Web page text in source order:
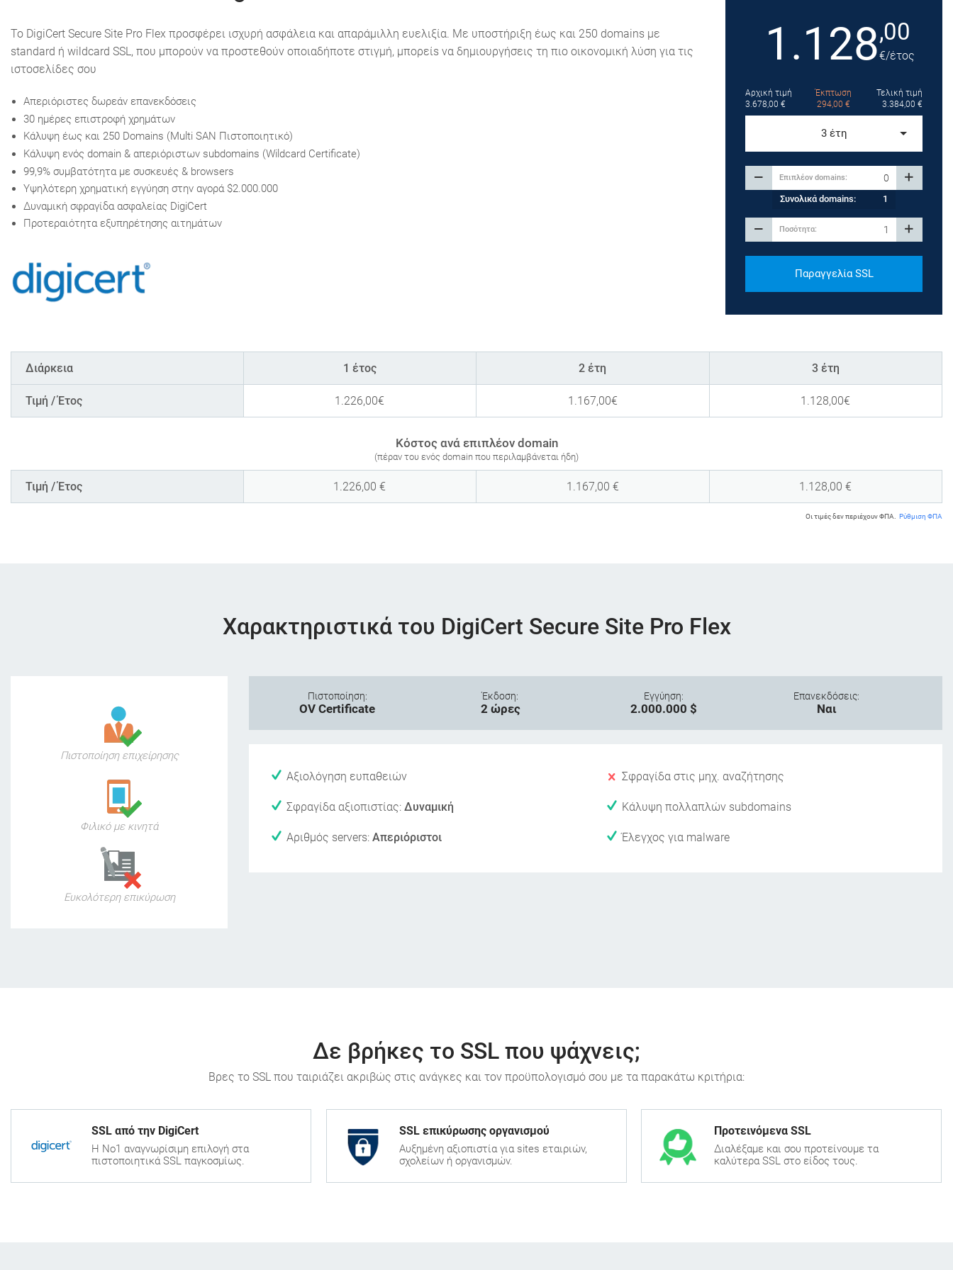
Το DigiCert Secure Site Pro Flex προσφέρει ισχυρή ασφάλεια και απαράμιλλη ευελιξία. Με υποστήριξη έως και 250 domains με
standard ή wildcard SSL, που μπορούν να προστεθούν οποιαδήποτε στιγμή, μπορείs να δημιουργήσεις τη πιο οικονομική λύση για τις
ιστοσελίδες σου
Aπεριόριστες δωρεάν επανεκδόσεις
30 ημέρες επιστροφή χρημάτων
Κάλυψη έως και 250 Domains (Multi SAN Πιστοποιητικό)
Κάλυψη ενός domain & απεριόριστων subdomains (Wildcard Certificate)
99,9% συμβατότητα με συσκευές & browsers
Υψηλότερη χρηματική εγγύηση στην αγορά $2.000.000
Δυναμική σφραγίδα ασφαλείας DigiCert
Προτεραιότητα εξυπηρέτησης αιτημάτων
1.128,00
€/έτος
Αρχική τιμή Έκπτωση
Τελική τιμή
3.678,00 € 294,00 € 3.384,00 €
3 έτη
Συνολικά domains: 1
Παραγγελία SSL
Διάρκεια
Τιμή / Έτος
1 έτος
1.226,00€
2 έτη
1.167,00€
3 έτη
1.128,00€
Κόστος ανά επιπλέον domain
(πέραν του ενός domain που περιλαμβάνεται ήδη)
Τιμή / Έτος 1.226,00 € 1.167,00 € 1.128,00 €
Οι τιμές δεν περιέχουν ΦΠΑ. Ρύθμιση ΦΠΑ
Χαρακτηριστικά του DigiCert Secure Site Pro Flex
Πιστοποίηση επιχείρησης
Φιλικό με κινητά
Ευκολότερη επικύρωση
Πιστοποίηση:
OV Certificate
Έκδοση:
2 ώρες
Εγγύηση:
2.000.000 $
Επανεκδόσεις:
Ναι
Αξιολόγηση ευπαθειών Σφραγίδα στις μηχ. αναζήτησης
Σφραγίδα αξιοπιστίας: Δυναμική Κάλυψη πολλαπλών subdomains
Αριθμός servers: Απεριόριστοι Έλεγχος για malware
Δε βρήκες το SSL που ψάχνεις;
Βρες το SSL που ταιριάζει ακριβώς στις ανάγκες και τον προϋπολογισμό σου με τα παρακάτω κριτήρια:
SSL από την DigiCert
Η Νο1 αναγνωρίσιμη επιλογή στα
πιστοποιητικά SSL παγκοσμίως.
SSL επικύρωσης οργανισμού
Αυξημένη αξιοπιστία για sites εταιριών,
σχολείων ή οργανισμών.
Προτεινόμενα SSL
Διαλέξαμε και σου προτείνουμε τα
καλύτερα SSL στο είδος τους.